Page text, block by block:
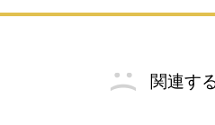
関連す